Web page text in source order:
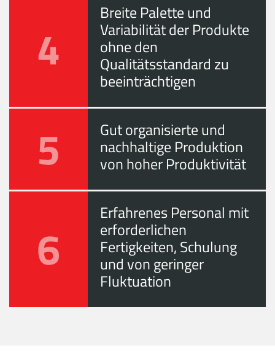
4
Breite Palette und
Variabilität der Produkte
ohne den
Qualitätsstandard zu
beeinträchtigen
5 Gut organisierte und
nachhaltige Produktion
von hoher Produktivität
6
Erfahrenes Personal mit
erforderlichen
Fertigkeiten, Schulung
und von geringer
Fluktuation